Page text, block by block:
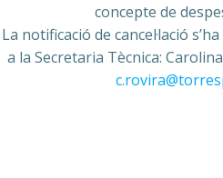
concepte de
La notificació de cancel·lació
a la Secretaria Tècnica: